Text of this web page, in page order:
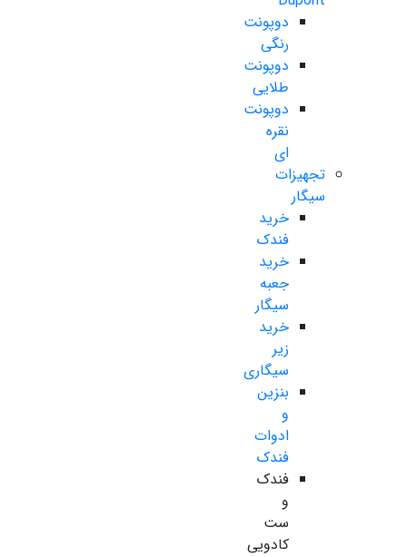
دوپونت
رنگی
دوپونت
طلایی
دوپونت
نقره
ای
تجهیزات
سیگار
خرید
فندک
خرید
جعبه
سیگار
خرید
زیر
سیگاری
بنزین
و
ادوات
فندک
فندک
و
ست
کادویی